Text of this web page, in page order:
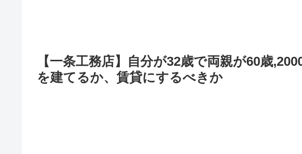
【一条工務店】自分が32歳で両親が60歳
を建てるか、賃貸にするべきか